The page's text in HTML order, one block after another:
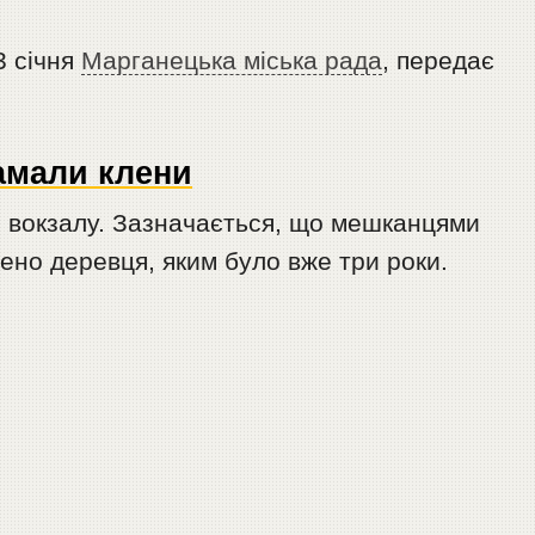
січня Марганецька міська рада, передає
клени
Зазначається, що мешканцями
деревця, яким було вже три роки.